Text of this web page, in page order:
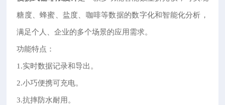
糖度、蜂蜜、盐度、咖啡等数据的数字化和智能化分析，
满足个人、企业的多个场景的应用需求。
功能特点：
1.实时数据记录和导出。
2.小巧便携可充电。
3.抗摔防水耐用。